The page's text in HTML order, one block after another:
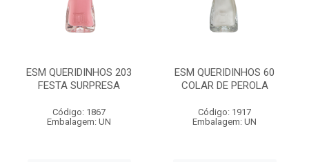
ESM QUERIDINHOS 203
FESTA SURPRESA
Código: 1867
Embalagem: UN
ESM QUERIDINHOS 60
COLAR DE PEROLA
Código: 1917
Embalagem: UN